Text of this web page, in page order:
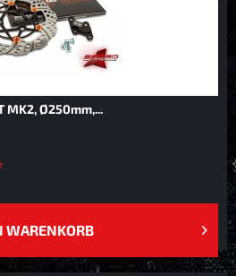
MK2, Ø250mm,...
WARENKORB